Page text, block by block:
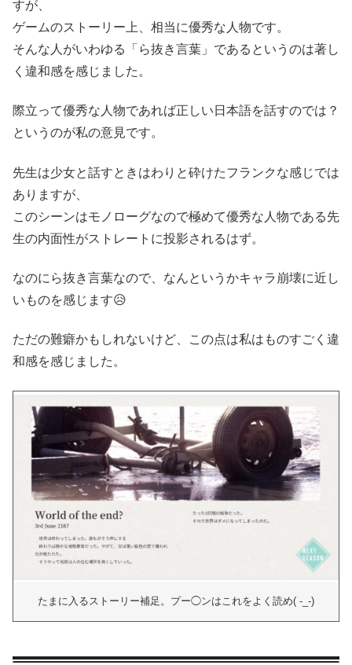
すが、
ゲームのストーリー上、相当に優秀な人物です。
そんな人がいわゆる「ら抜き言葉」であるというのは著し
く違和感を感じました。
際立って優秀な人物であれば正しい日本語を話すのでは？
というのが私の意見です。
先生は少女と話すときはわりと砕けたフランクな感じでは
ありますが、
このシーンはモノローグなので極めて優秀な人物である先
生の内面性がストレートに投影されるはず。
なのにら抜き言葉なので、なんというかキャラ崩壊に近し
いものを感じます😥
ただの難癖かもしれないけど、この点は私はものすごく違
和感を感じました。
たまに入るストーリー補足。プー◯ンはこれをよく読め( -_-)